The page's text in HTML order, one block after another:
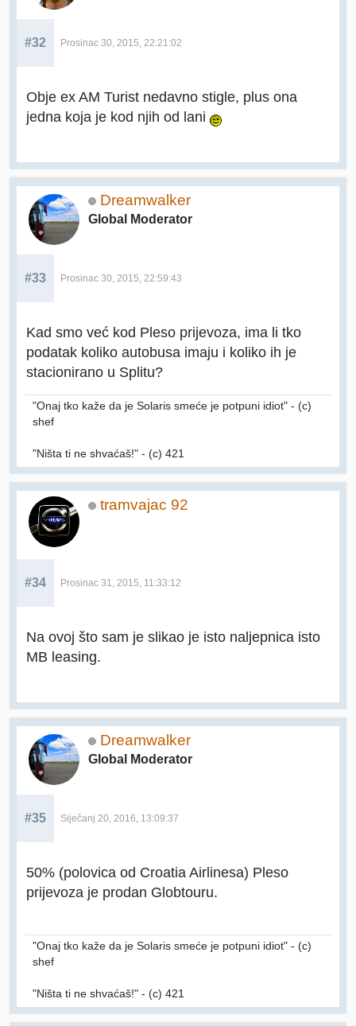
#32 Prosinac 30, 2015, 22:21:02
Obje ex AM Turist nedavno stigle, plus ona
jedna koja je kod njih od lani
Dreamwalker
Global Moderator
#33 Prosinac 30, 2015, 22:59:43
Kad smo već kod Pleso prijevoza, ima li tko
podatak koliko autobusa imaju i koliko ih je
stacionirano u Splitu?
"Onaj tko kaže da je Solaris smeće je potpuni idiot" - (c)
shef
"Ništa ti ne shvaćaš!" - (c) 421
tramvajac 92
#34 Prosinac 31, 2015, 11:33:12
Na ovoj što sam je slikao je isto naljepnica isto
MB leasing.
Dreamwalker
Global Moderator
#35 Siječanj 20, 2016, 13:09:37
50% (polovica od Croatia Airlinesa) Pleso
prijevoza je prodan Globtouru.
"Onaj tko kaže da je Solaris smeće je potpuni idiot" - (c)
shef
"Ništa ti ne shvaćaš!" - (c) 421